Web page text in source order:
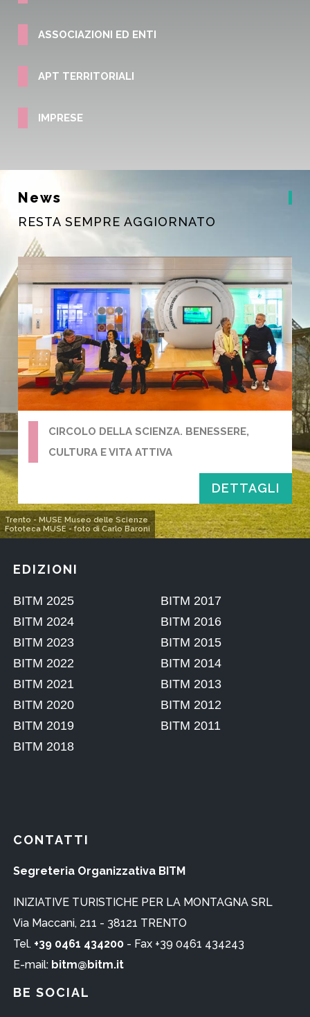
ASSOCIAZIONI ED ENTI
APT TERRITORIALI
IMPRESE
Trento - MUSE Museo delle Scienze
Fototeca MUSE - foto di Carlo Baroni
News
RESTA SEMPRE AGGIORNATO
CIRCOLO DELLA SCIENZA. BENESSERE,
CULTURA E VITA ATTIVA
DETTAGLI
EDIZIONI
BE SOCIAL
CONTATTI
Segreteria Organizzativa BITM
INIZIATIVE TURISTICHE PER LA MONTAGNA SRL
Via Maccani, 211 - 38121 TRENTO
Tel. +39 0461 434200- Fax +39 0461 434243
E-mail: bitm@bitm.it